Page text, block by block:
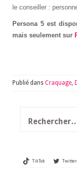
le conseiller :
Persona 5 est
mais seulement sur
Publié dans Craquage
TikTok Twitter